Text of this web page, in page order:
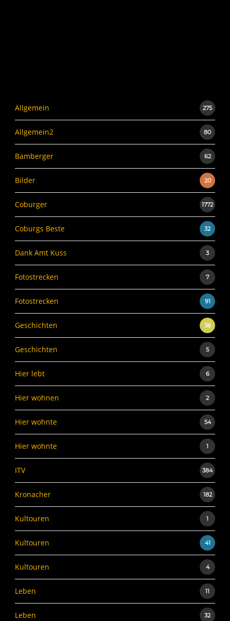
Allgemein 275
Allgemein2 80
Bamberger 62
Bilder 20
Coburger 1772
Coburgs Beste 32
Dank Amt Kuss 3
Fotostrecken 7
Fotostrecken 91
Geschichten 36
Geschichten 5
Hier lebt 6
Hier wohnen 2
Hier wohnte 54
Hier wohnte 1
ITV 384
Kronacher 182
Kultouren 1
Kultouren 41
Kultouren 4
Leben 11
Leben 32